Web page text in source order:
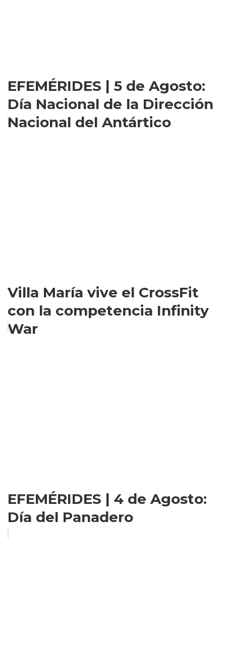
EFEMÉRIDES | 5 de Agosto:
Día Nacional de la Dirección
Nacional del Antártico
Villa María vive el CrossFit
con la competencia Infinity
War
EFEMÉRIDES | 4 de Agosto:
Día del Panadero